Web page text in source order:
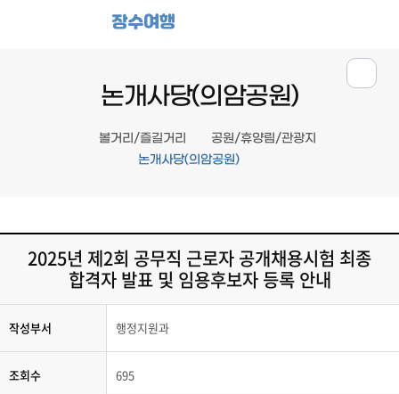
장수여행
논개사당(의암공원)
볼거리/즐길거리
공원/휴양림/관광지
논개사당(의암공원)
2025년 제2회 공무직 근로자 공개채용시험 최종
합격자 발표 및 임용후보자 등록 안내
작성부서 행정지원과
조회수 695